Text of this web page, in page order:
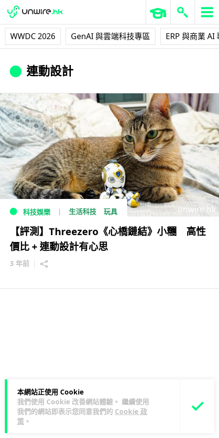
WWDC 2026 GenAI 與雲端科技專區 ERP 與商業 AI
本網站正使用 Cookie
我們使用 Cookie 改善網站體驗。 繼續使用
我們的網站即表示您同意我們的 Cookie 政
策 。
連動設計
科技娛樂 生活科技 玩具
【評測】Threezero《心橋鏈結》小糰 高性
價比 + 連動設計有心思
3 年前